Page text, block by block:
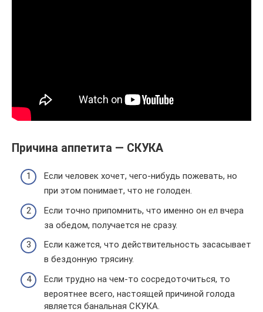
Причина аппетита — СКУКА
Если человек хочет, чего-нибудь пожевать, но
при этом понимает, что не голоден.
Если точно припомнить, что именно он ел вчера
за обедом, получается не сразу.
Если кажется, что действительность засасывает
в бездонную трясину.
Если трудно на чем-то сосредоточиться, то
вероятнее всего, настоящей причиной голода
является банальная СКУКА.